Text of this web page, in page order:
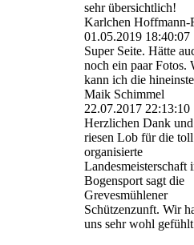
sehr übersichtlich!
Karlchen Hoffmann-
01.05.2019 18:40:07
Super Seite. Hätte
noch ein paar Fotos.
kann ich die
Maik Schimmel
22.07.2017 22:13:10
Herzlichen Dank
riesen Lob für die toll
organisierte
Landesmeisterschaft
Bogensport sagt die
Grevesmühlener
Schützenzunft. Wir
uns sehr wohl